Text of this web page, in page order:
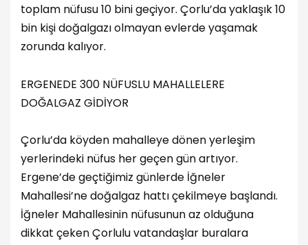
toplam nüfusu 10 bini geçiyor. Çorlu’da yaklaşık 10
bin kişi doğalgazı olmayan evlerde yaşamak
zorunda kalıyor.
ERGENEDE 300 NÜFUSLU MAHALLELERE
DOĞALGAZ GİDİYOR
Çorlu’da köyden mahalleye dönen yerleşim
yerlerindeki nüfus her geçen gün artıyor.
Ergene’de geçtiğimiz günlerde İğneler
Mahallesi’ne doğalgaz hattı çekilmeye başlandı.
İğneler Mahallesinin nüfusunun az olduğuna
dikkat çeken Çorlulu vatandaşlar buralara